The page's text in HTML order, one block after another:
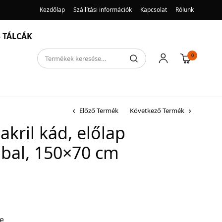
Kezdőlap Szállítási információk Kapcsolat Rólunk
0
Előző Termék Következő Termék
kád, előlap
150×70 cm